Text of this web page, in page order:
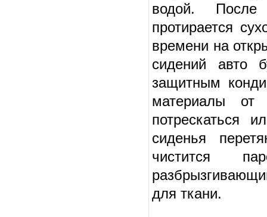
водой. После
протирается
времени на
сидений авто
защитным
материалы
потрескаться
сиденья
чистится
для ткани.